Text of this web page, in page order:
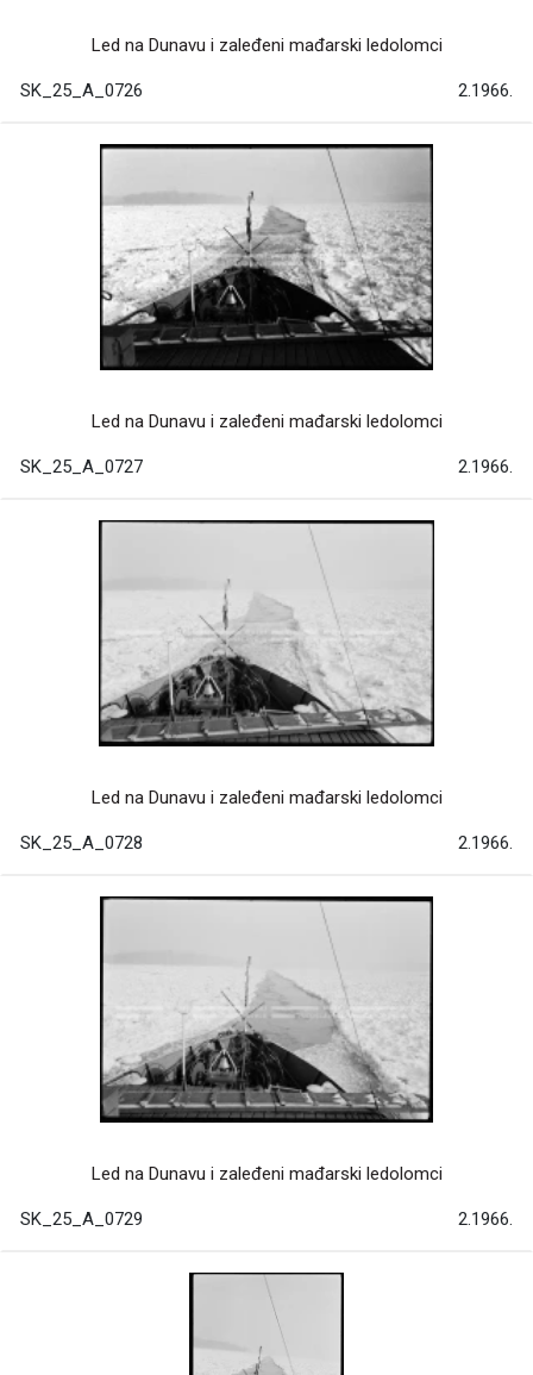
Led na Dunavu i zaleđeni mađarski ledolomci
SK_25_A_0726 2.1966.
Led na Dunavu i zaleđeni mađarski ledolomci
SK_25_A_0727 2.1966.
Led na Dunavu i zaleđeni mađarski ledolomci
SK_25_A_0728 2.1966.
Led na Dunavu i zaleđeni mađarski ledolomci
SK_25_A_0729 2.1966.